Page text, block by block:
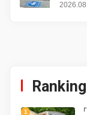
Ranking